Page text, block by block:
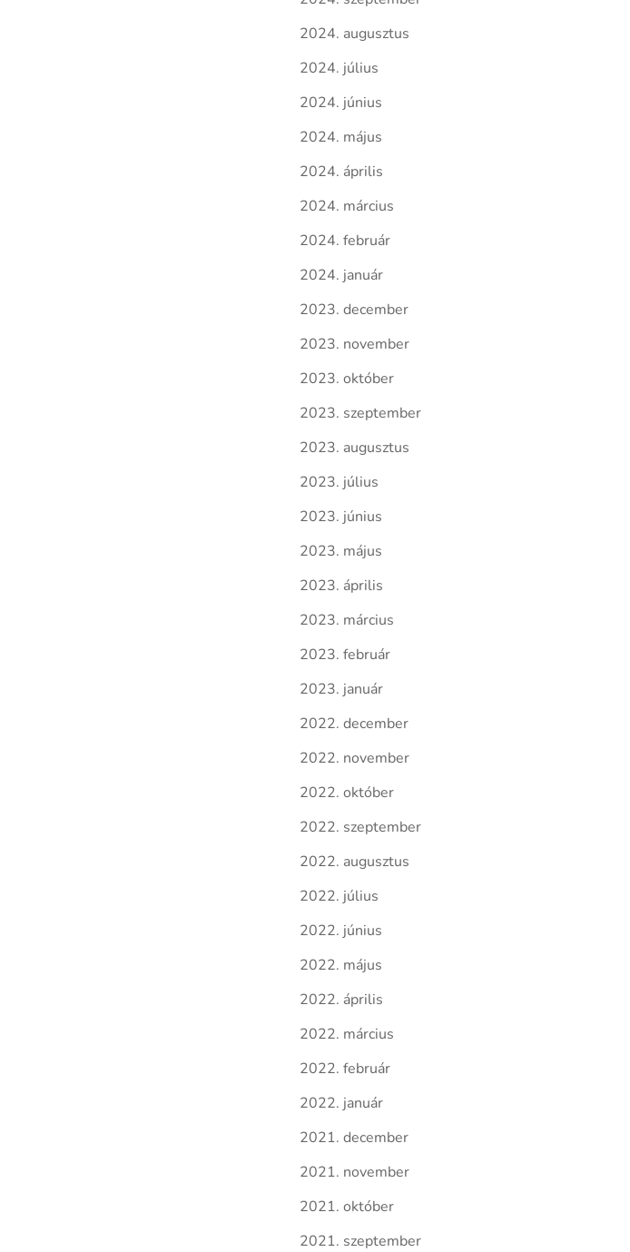
2024. augusztus
2024. július
2024. június
2024. május
2024. április
2024. március
2024. február
2024. január
2023. december
2023. november
2023. október
2023. szeptember
2023. augusztus
2023. július
2023. június
2023. május
2023. április
2023. március
2023. február
2023. január
2022. december
2022. november
2022. október
2022. szeptember
2022. augusztus
2022. július
2022. június
2022. május
2022. április
2022. március
2022. február
2022. január
2021. december
2021. november
2021. október
2021. szeptember